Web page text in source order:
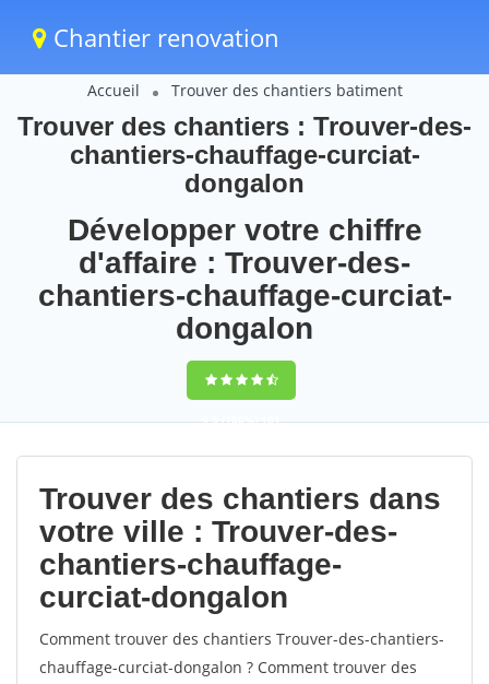
Chantier renovation
Accueil Trouver des chantiers batiment
Trouver des chantiers : Trouver-des-
chantiers-chauffage-curciat-
dongalon
Développer votre chiffre
d'affaire : Trouver-des-
chantiers-chauffage-curciat-
dongalon
9,5(100%)101
votes
Trouver des chantiers dans
votre ville : Trouver-des-
chantiers-chauffage-
curciat-dongalon
Comment trouver des chantiers Trouver-des-chantiers-
chauffage-curciat-dongalon ? Comment trouver des